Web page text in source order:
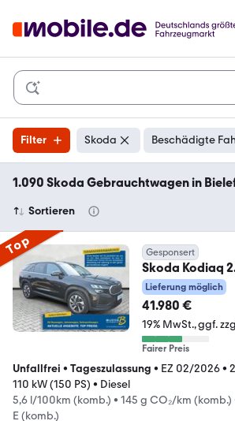
Filter Skoda Beschädigte
1.090 Skoda Gebrauchtwagen in
Sortieren
Top Gesponsert
Skoda Kodiaq
Selection 5Si. /
Lieferung möglich
41.980 €
19% MwSt. ggf.
Fairer Preis
Unfallfrei • Tageszulassung • EZ 02/2026•
110 kW (150 PS) • Diesel
5,6 l/100km (komb.) • 145 g CO₂/km (komb.)
E (komb.)